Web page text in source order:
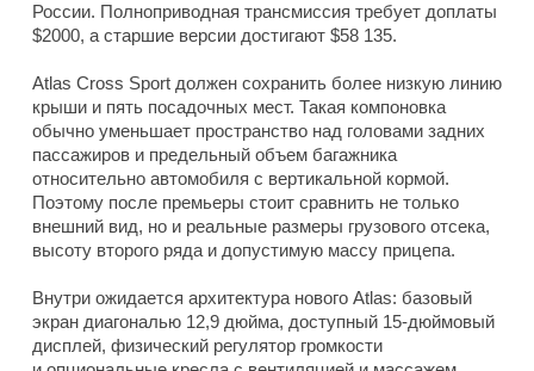
России. Полноприводная трансмиссия требует доплаты
$2000, а старшие версии достигают $58 135.
Atlas Cross Sport должен сохранить более низкую линию
крыши и пять посадочных мест. Такая компоновка
обычно уменьшает пространство над головами задних
пассажиров и предельный объем багажника
относительно автомобиля с вертикальной кормой.
Поэтому после премьеры стоит сравнить не только
внешний вид, но и реальные размеры грузового отсека,
высоту второго ряда и допустимую массу прицепа.
Внутри ожидается архитектура нового Atlas: базовый
экран диагональю 12,9 дюйма, доступный 15-дюймовый
дисплей, физический регулятор громкости